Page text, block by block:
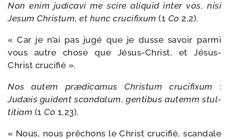
Non enim judi­ca­vi me scire ali­quid inter vos, nisi
Jesum Christum, et hunc cru­ci­fixum (1 Co 2,2).
« Car je n’ai pas jugé que je dusse savoir par­mi
vous autre chose que Jésus-​Christ, et Jésus-​
Christ crucifié ».
Nos autem præ­di­ca­mus Christum cru­ci­fixum :
Judæis guident scan­da­lum, gen­ti­bus autemm stul­
ti­tiam (1 Co 1,23).
« Nous, nous prê­chons le Christ cru­ci­fié, scan­dale